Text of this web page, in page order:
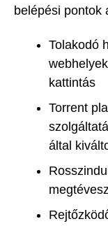
belépési pontok
Tolakodó
kattintás
Torrent
által